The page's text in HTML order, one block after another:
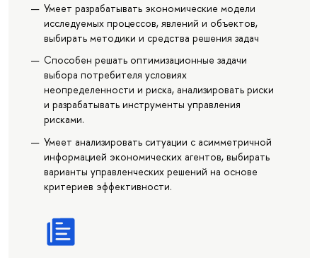
Умеет разрабатывать экономические модели
исследуемых процессов, явлений и объектов,
выбирать методики и средства решения задач
Способен решать оптимизационные задачи
выбора потребителя условиях
неопределенности и риска, анализировать риски
и разрабатывать инструменты управления
рисками.
Умеет анализировать ситуации с асимметричной
информацией экономических агентов, выбирать
варианты управленческих решений на основе
критериев эффективности.